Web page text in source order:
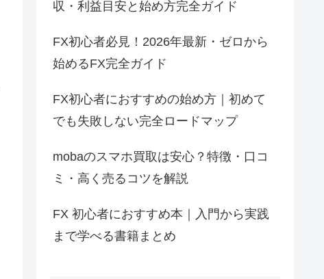
収・利益目安と始め方完全ガイド
FX初心者必見！2026年最新・ゼロから
始めるFX完全ガイド
FX初心者におすすめの始め方｜初めて
でも失敗しない完全ロードマップ
mobaのスマホ買取は安心？特徴・口コ
ミ・高く売るコツを解説
FX 初心者におすすめ本｜入門から実践
まで学べる書籍まとめ